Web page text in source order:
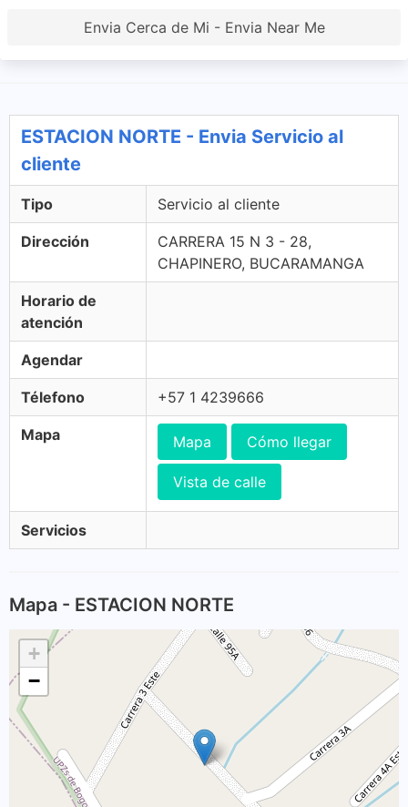
Envia Cerca de Mi - Envia Near Me
ESTACION NORTE - Envia Servicio al
cliente
Tipo Servicio al cliente
Dirección
CARRERA 15 N 3 - 28,
CHAPINERO, BUCARAMANGA
Horario de
atención
Agendar
Télefono +57 1 4239666
Mapa Mapa Cómo llegar
Vista de calle
Servicios
Mapa - ESTACION NORTE
+
−